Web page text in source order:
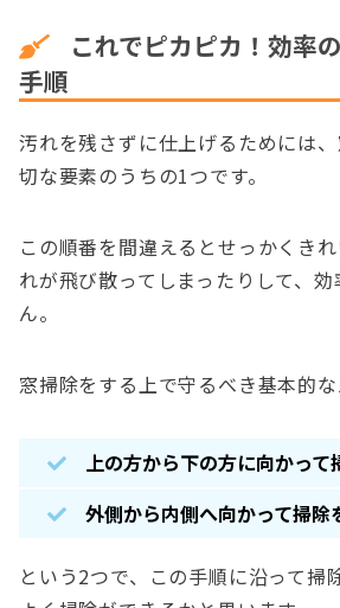
これでピカピカ！効率
手順
汚れを残さずに仕上げるためには
切な要素のうちの1つです。
この順番を間違えるとせっかくき
れが飛び散ってしまったりして、
ん。
窓掃除をする上で守るべき基本的な
上の方から下の方に向かって
外側から内側へ向かって掃除
という2つで、この手順に沿って掃